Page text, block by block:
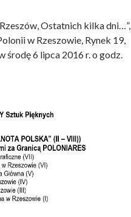
Ostatnich kilka dni…”,
w Rzeszowie, Rynek 19,
środę 6 lipca 2016 r. o godz.